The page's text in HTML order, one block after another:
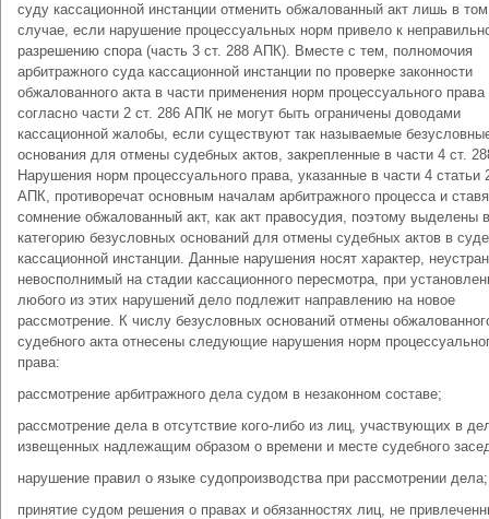
суду кассационной инстанции отменить обжалованный акт лишь в том
случае, если нарушение процессуальных норм привело к
разрешению спора (часть 3 ст. 288 АПК). Вместе с тем, полномочия
арбитражного суда кассационной инстанции по проверке законности
обжалованного акта в части применения норм процессуального права
согласно части 2 ст. 286 АПК не могут быть ограничены доводами
кассационной жалобы, если существуют так называемые
основания для отмены судебных актов, закрепленные в части 4 ст.
Нарушения норм процессуального права, указанные в части 4 статьи
АПК, противоречат основным началам арбитражного процесса и
сомнение обжалованный акт, как акт правосудия, поэтому выделены в
категорию безусловных оснований для отмены судебных актов в суде
кассационной инстанции. Данные нарушения носят характер,
невосполнимый на стадии кассационного пересмотра, при
любого из этих нарушений дело подлежит направлению на новое
рассмотрение. К числу безусловных оснований отмены
судебного акта отнесены следующие нарушения норм
права:
рассмотрение арбитражного дела судом в незаконном составе;
рассмотрение дела в отсутствие кого-либо из лиц, участвующих в
извещенных надлежащим образом о времени и месте судебного
нарушение правил о языке судопроизводства при рассмотрении дела;
принятие судом решения о правах и обязанностях лиц, не